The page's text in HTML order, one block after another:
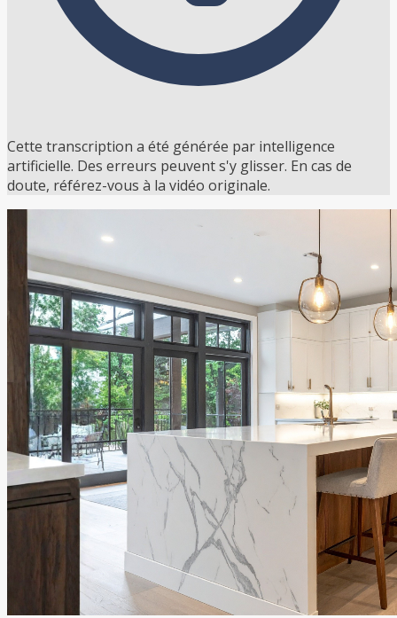
Cette transcription a été générée par intelligence
artificielle. Des erreurs peuvent s'y glisser. En cas de
doute, référez-vous à la vidéo originale.